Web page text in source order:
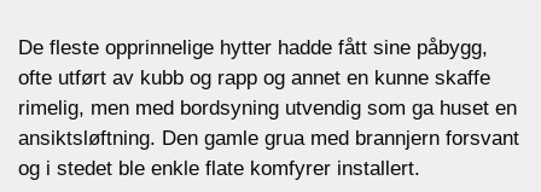
De fleste opprinnelige hytter hadde fått sine påbygg,
ofte utført av kubb og rapp og annet en kunne skaffe
rimelig, men med bordsyning utvendig som ga huset en
ansiktsløftning. Den gamle grua med brannjern forsvant
og i stedet ble enkle flate komfyrer installert.